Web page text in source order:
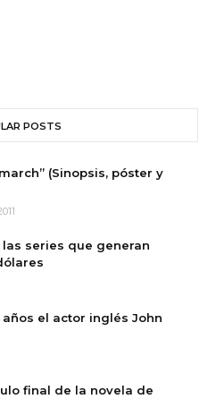
POSTS
(Sinopsis, póster y
las series que generan
años el actor inglés John
final de la novela de